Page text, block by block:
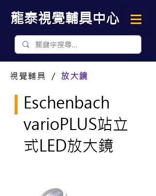
​龍泰視覺輔具中心
視覺輔具 ／ 放大鏡
Eschenbach
varioPLUS站立
式LED放大鏡